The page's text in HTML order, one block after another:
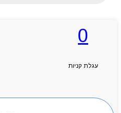
0
עגלת קניות
חיפוש מוצרים
ראשי
קטלוג מוצרים